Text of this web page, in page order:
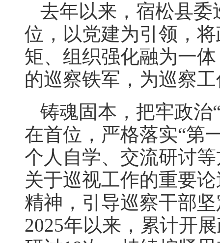
去年以来，宿松县
位，以党建为引领，
矩、组织强化融为一
的巡察铁军，为巡察
铸魂固本，把牢政治
在首位，严格落实“第
个人自学、交流研讨
关于巡视工作的重要
精神，引导巡察干部
2025年以来，累计开